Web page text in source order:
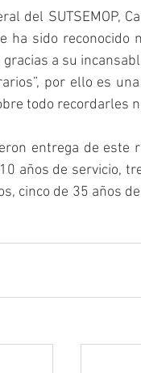
del SUTSEMOP,
ha sido reconocido
a su
por ello es
todo recordarles
entrega de este
años de servicio,
cinco de 35 años